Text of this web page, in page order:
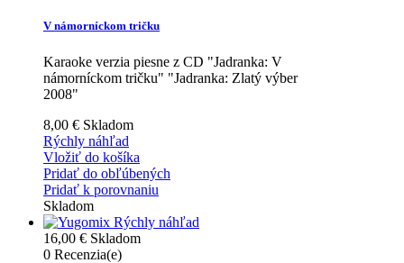
V námorníckom tričku
Karaoke verzia piesne z CD "Jadranka: V
námorníckom tričku" "Jadranka: Zlatý výber
2008"
8,00 € Skladom
Rýchly náhľad
Vložiť do košíka
Pridať do obľúbených
Pridať k porovnaniu
Skladom
Rýchly náhľad
16,00 € Skladom
0 Recenzia(e)